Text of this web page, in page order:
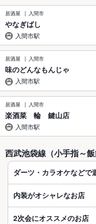
居酒屋 入間市
やなぎばし
入間市駅
居酒屋 入間市
味のどんなもんじゃ
入間市駅
居酒屋 入間市
楽酒菜 輪 鍵山店
入間市駅
西武池袋線（小手指～
ダーツ・カラオケなどで
内装がオシャレなお店
2次会にオススメのお店